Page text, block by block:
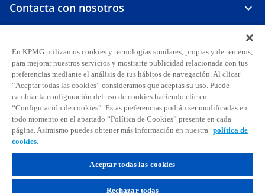
Contacta con nosotros
Sobre KPMG
Carreras
s
e
b
e
s
e
b
r
e
s
e
b
r
e
s
e
b
r
e
s
e
b
e
s
e
a
b
e
Aviso legal Privacidad Política de cookies
© 2026 KPMG, S.A., sociedad anónima española y firma miembro de la
organización global de KPMG de firmas miembro independientes
afiliadas a KPMG International Limited, sociedad inglesa limitada por
En KPMG utilizamos cookies y tecnologías similares, propias y de terceros,
para mejorar nuestros servicios y mostrarte publicidad relacionada con tus
preferencias mediante el análisis de tus hábitos de navegación. Al clicar
“Aceptar todas las cookies” consideramos que aceptas su uso. Puede
cambiar la configuración del uso de cookies haciendo clic en
“Configuración de cookies”. Estas preferencias podrán ser modificadas en
todo momento en el apartado “Política de Cookies” presente en cada
página. Asimismo puedes obtener más información en nuestra política de
cookies.
Aceptar todas las cookies
Rechazar todas